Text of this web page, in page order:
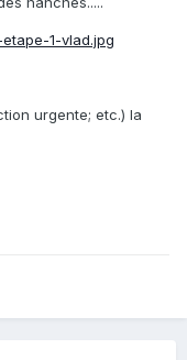
urgente; etc.) la